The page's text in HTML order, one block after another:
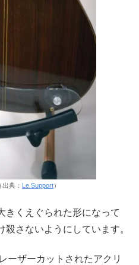
典： Le Support）
きくえぐられた形になって
さないようにしています。
ーザーカットされたアクリ